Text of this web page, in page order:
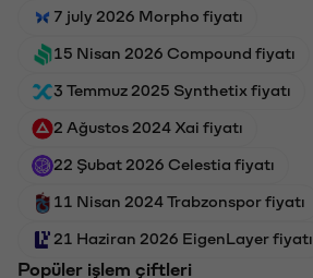
7 july 2026 Morpho fiyatı
15 Nisan 2026 Compound fiyatı
3 Temmuz 2025 Synthetix fiyatı
2 Ağustos 2024 Xai fiyatı
22 Şubat 2026 Celestia fiyatı
11 Nisan 2024 Trabzonspor fiyatı
21 Haziran 2026 EigenLayer fiyatı
Popüler işlem çiftleri